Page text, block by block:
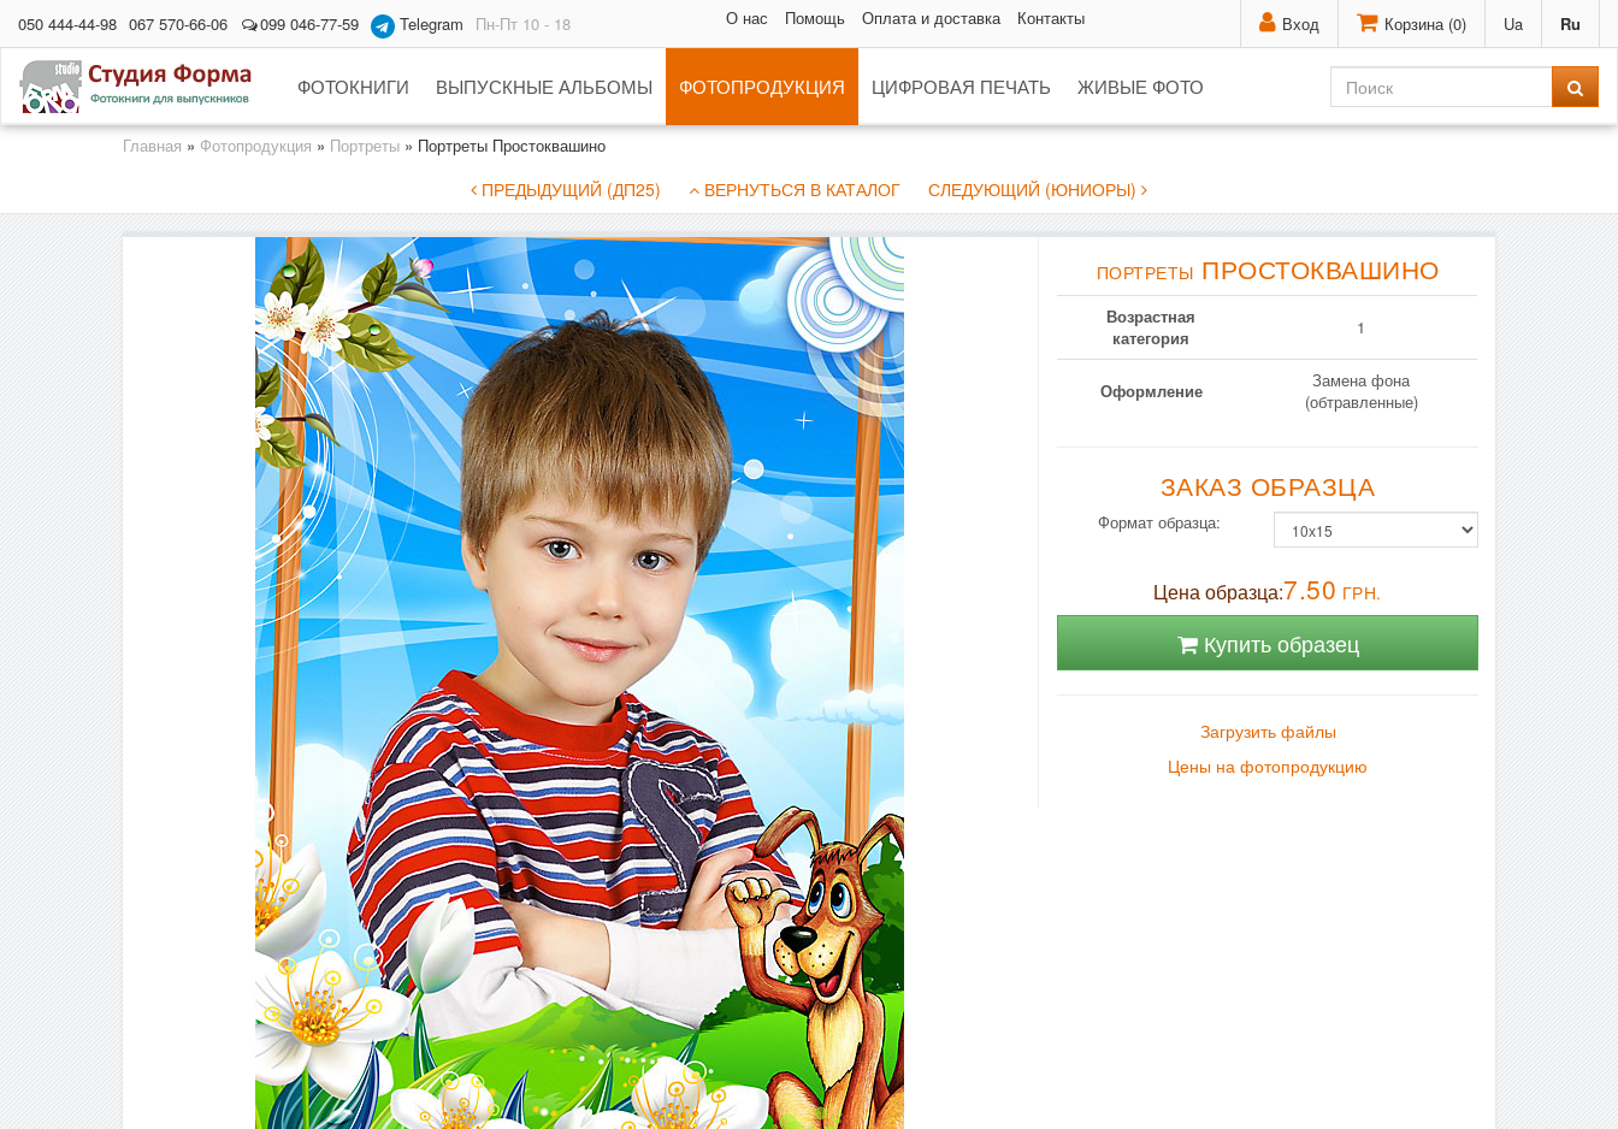
Вход Корзина (0) Ua Ru
050 444-44-98 067 570-66-06 099 046-77-59 Telegram Пн-Пт 10 - 18 О нас Помощь Оплата и доставка Контакты
ФОТОКНИГИ ВЫПУСКНЫЕ АЛЬБОМЫ ФОТОПРОДУКЦИЯ ЦИФРОВАЯ ПЕЧАТЬ ЖИВЫЕ ФОТО
Главная » Фотопродукция » Портреты » Портреты Простоквашино
ПРЕДЫДУЩИЙ (ДП25) ВЕРНУТЬСЯ В КАТАЛОГ СЛЕДУЮЩИЙ (ЮНИОРЫ)
ПОРТРЕТЫ ПРОСТОКВАШИНО
Возрастная
категория
1
Оформление
Замена фона
(обтравленные)
ЗАКАЗ ОБРАЗЦА
Формат образца:
Цена образца:7.50 ГРН.
Купить образец
Загрузить файлы
Цены на фотопродукцию